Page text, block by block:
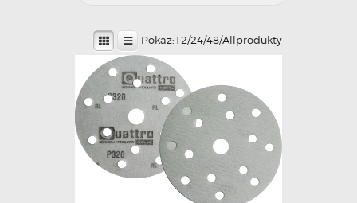
Pokaż:12/24/48/Allprodukty